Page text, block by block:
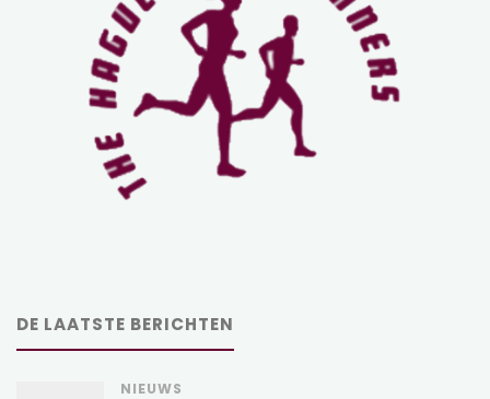
DE LAATSTE BERICHTEN
NIEUWS